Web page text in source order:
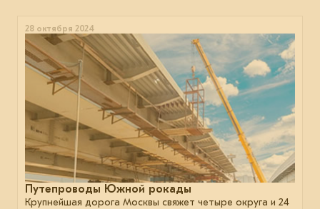
28 октября 2024
Путепроводы Южной рокады
Крупнейшая дорога Москвы свяжет четыре округа и 24